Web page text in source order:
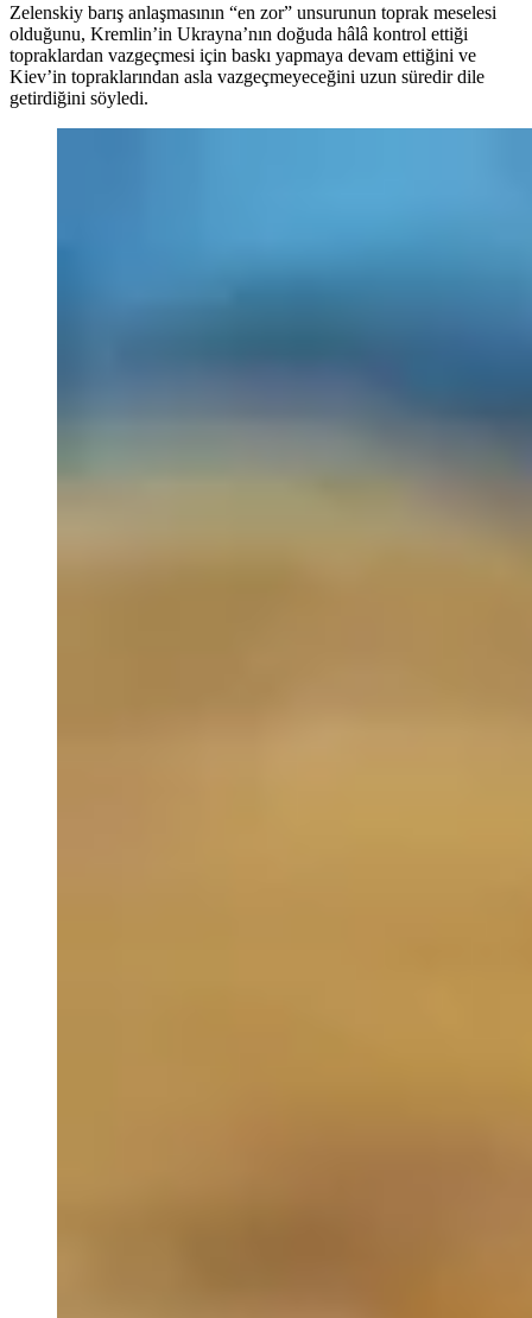
Zelenskiy barış anlaşmasının “en zor” unsurunun toprak meselesi
olduğunu, Kremlin’in Ukrayna’nın doğuda hâlâ kontrol ettiği
topraklardan vazgeçmesi için baskı yapmaya devam ettiğini ve
Kiev’in topraklarından asla vazgeçmeyeceğini uzun süredir dile
getirdiğini söyledi.